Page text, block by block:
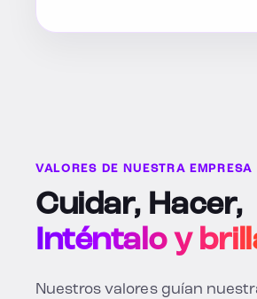
VALORES DE NUESTRA EMPRESA
Cuidar, Hacer,
Inténtalo y
Nuestros valores guían